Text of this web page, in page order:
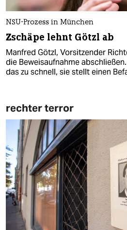
NSU-Prozess in München
Zschäpe lehnt Götzl ab
Manfred Götzl, Vorsitzender
die Beweisaufnahme
das zu schnell, sie stellt einen
rechter terror